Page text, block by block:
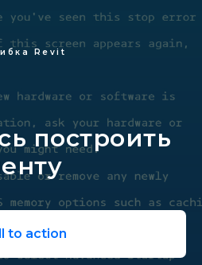
Revit
построить
to action